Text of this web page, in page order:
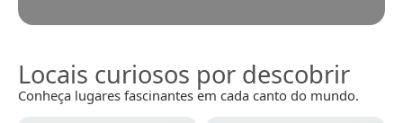
Locais curiosos por descobrir
Conheça lugares fascinantes em cada canto do mundo.